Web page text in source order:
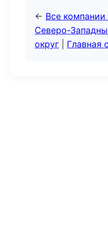
← Все компании
Северо-
округ
Главная